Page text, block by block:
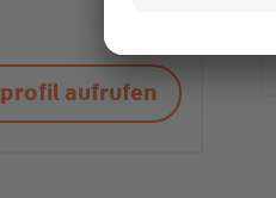
aufrufen